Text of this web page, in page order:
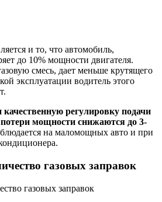
и то, что автомобиль,
до 10% мощности двигателя.
смесь, дает меньше крутящего
эксплуатации водитель этого
регулировку подачи
мощности снижаются до 3-
на маломощных авто и при
газовых заправок